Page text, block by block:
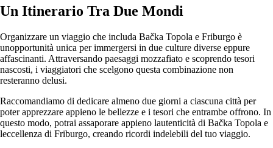
Un Itinerario Tra Due Mondi
Organizzare un viaggio che includa Bačka Topola e Friburgo è
unopportunità unica per immergersi in due culture diverse eppure
affascinanti. Attraversando paesaggi mozzafiato e scoprendo tesori
nascosti, i viaggiatori che scelgono questa combinazione non
resteranno delusi.
Raccomandiamo di dedicare almeno due giorni a ciascuna città per
poter apprezzare appieno le bellezze e i tesori che entrambe offrono. In
questo modo, potrai assaporare appieno lautenticità di Bačka Topola e
leccellenza di Friburgo, creando ricordi indelebili del tuo viaggio.